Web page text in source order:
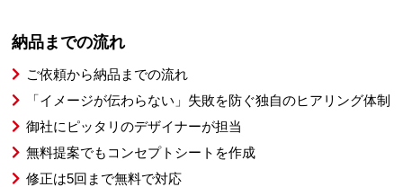
納品までの流れ
ご依頼から納品までの流れ
「イメージが伝わらない」失敗を防ぐ独自のヒアリング体制
御社にピッタリのデザイナーが担当
無料提案でもコンセプトシートを作成
修正は5回まで無料で対応